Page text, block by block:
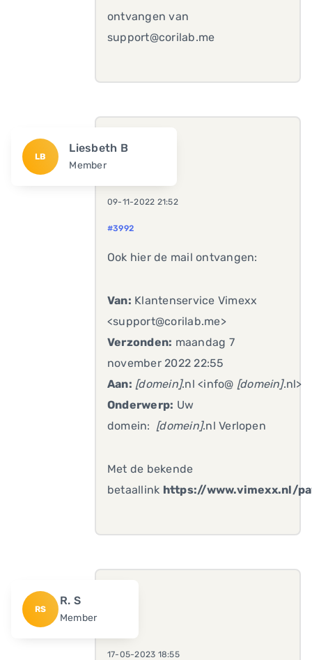
ontvangen van
support@corilab.me
LB
Liesbeth B
Member
09-11-2022 21:52
#3992
Ook hier de mail ontvangen:
Van: Klantenservice Vimexx
<support@corilab.me>
Verzonden: maandag 7
november 2022 22:55
Aan: [domein].nl <info@ [domein].nl>
Onderwerp: Uw
domein: [domein].nl Verlopen
Met de bekende
betaallink https://www.vimexx.nl/
RS
R. S
Member
17-05-2023 18:55